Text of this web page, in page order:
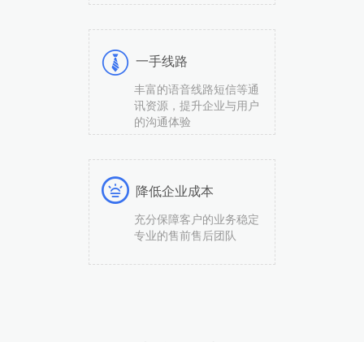
一手线路
丰富的语音线路短信等通
讯资源，提升企业与用户
的沟通体验
降低企业成本
充分保障客户的业务稳定
专业的售前售后团队